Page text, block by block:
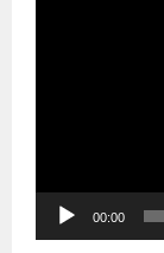
00:00